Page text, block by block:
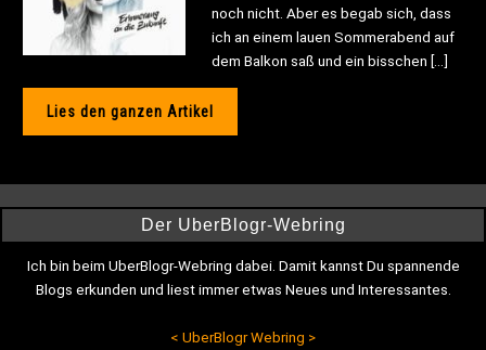
noch nicht. Aber es begab sich, dass
ich an einem lauen Sommerabend auf
dem Balkon saß und ein bisschen […]
Lies den ganzen Artikel
Der UberBlogr-Webring
Ich bin beim UberBlogr-Webring dabei. Damit kannst Du spannende
Blogs erkunden und liest immer etwas Neues und Interessantes.
< UberBlogr Webring >